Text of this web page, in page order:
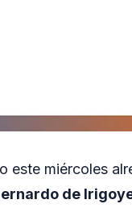
este miércoles
de